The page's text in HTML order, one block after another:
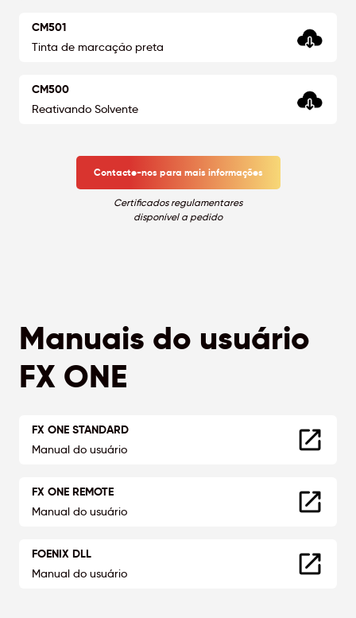
CM501
Tinta de marcação preta
CM500
Reativando Solvente
Contacte-nos para mais informações
Certificados regulamentares
disponível a pedido
Manuais do usuário
FX ONE
FX ONE STANDARD
Manual do usuário
FX ONE REMOTE
Manual do usuário
FOENIX DLL
Manual do usuário